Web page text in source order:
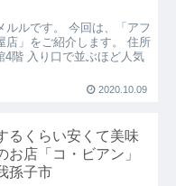
ルルです。 今回は、「アフ
」をご紹介します。 住所
4階 入り口で並ぶほど人気
2020.10.09
るくらい安くて美味
お店「コ・ビアン」
孫子市